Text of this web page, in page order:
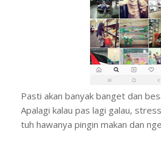
Pasti akan banyak banget dan
Apalagi kalau pas lagi galau,
tuh hawanya pingin makan dan